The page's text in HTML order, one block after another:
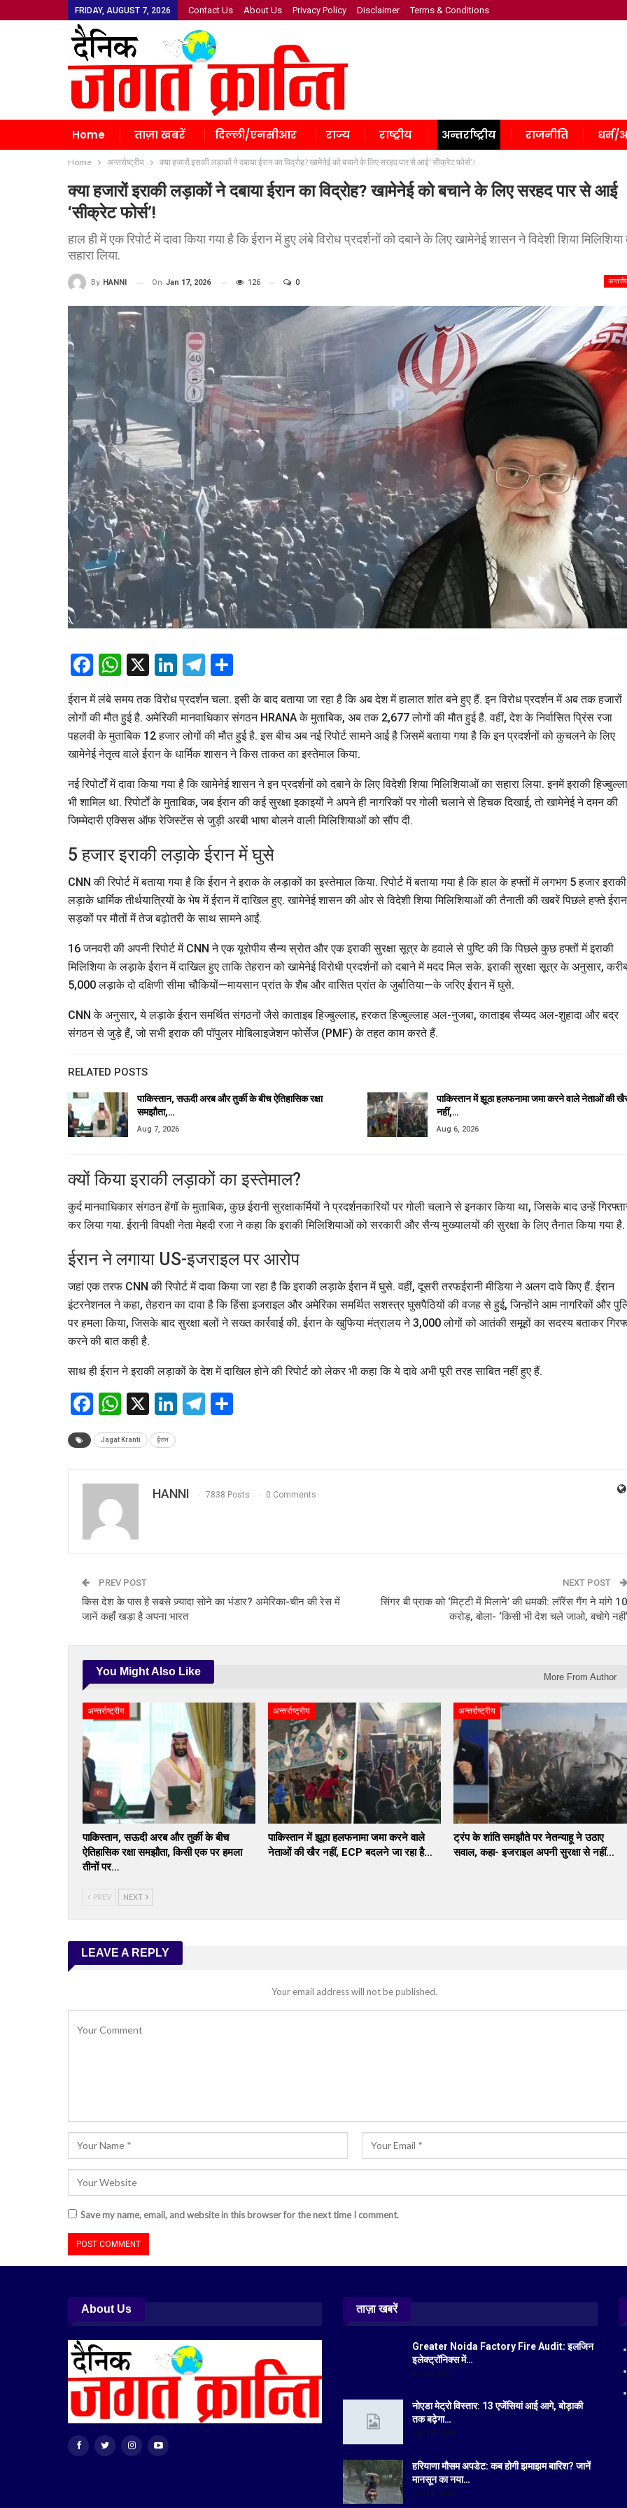
FRIDAY, AUGUST 7, 2026 Contact Us About Us Privacy Policy Disclaimer Terms & Conditions
Home ताज़ा खबरें दिल्ली/एनसीआर राज्य राष्ट्रीय अन्तर्राष्ट्रीय राजनीति धर्म/
Home अन्तर्राष्ट्रीय क्या हजारों इराकी लड़ाकों ने दबाया ईरान का विद्रोह? खामेनेई को बचाने के लिए सरहद पार से आई ‘सीक्रेट फोर्स’!
क्या हजारों इराकी लड़ाकों ने दबाया ईरान का विद्रोह? खामेनेई को बचाने के लिए सरहद पार से आई
‘सीक्रेट फोर्स’!
हाल ही में एक रिपोर्ट में दावा किया गया है कि ईरान में हुए लंबे विरोध प्रदर्शनों को दबाने के लिए खामेनेई शासन ने विदेशी शिया मिलिशिया
सहारा लिया.
By HANNI On Jan 17, 2026 126 0
Facebook
WhatsApp
X LinkedIn
Telegram
ईरान में लंबे समय तक विरोध प्रदर्शन चला. इसी के बाद बताया जा रहा है कि अब देश में हालात शांत बने हुए हैं. इन विरोध प्रदर्शन में अब तक हजारों
लोगों की मौत हुई है. अमेरिकी मानवाधिकार संगठन HRANA के मुताबिक, अब तक 2,677 लोगों की मौत हुई है. वहीं, देश के निर्वासित प्रिंस रजा
पहलवी के मुताबिक 12 हजार लोगों की मौत हुई है. इस बीच अब नई रिपोर्ट सामने आई है जिसमें बताया गया है कि इन प्रदर्शनों को कुचलने के लिए
खामेनेई नेतृत्व वाले ईरान के धार्मिक शासन ने किस ताकत का इस्तेमाल किया.
नई रिपोर्टों में दावा किया गया है कि खामेनेई शासन ने इन प्रदर्शनों को दबाने के लिए विदेशी शिया मिलिशियाओं का सहारा लिया. इनमें इराकी
भी शामिल था. रिपोर्टों के मुताबिक, जब ईरान की कई सुरक्षा इकाइयों ने अपने ही नागरिकों पर गोली चलाने से हिचक दिखाई, तो खामेनेई ने दमन की
जिम्मेदारी एक्सिस ऑफ रेजिस्टेंस से जुड़ी अरबी भाषा बोलने वाली मिलिशियाओं को सौंप दी.
5 हजार इराकी लड़ाके ईरान में घुसे
CNN की रिपोर्ट में बताया गया है कि ईरान ने इराक के लड़ाकों का इस्तेमाल किया. रिपोर्ट में बताया गया है कि हाल के हफ्तों में लगभग 5 हजार इराकी
लड़ाके धार्मिक तीर्थयात्रियों के भेष में ईरान में दाखिल हुए. खामेनेई शासन की ओर से विदेशी शिया मिलिशियाओं की तैनाती की खबरें पिछले हफ्ते
सड़कों पर मौतों में तेज बढ़ोतरी के साथ सामने आईं.
16 जनवरी की अपनी रिपोर्ट में CNN ने एक यूरोपीय सैन्य स्रोत और एक इराकी सुरक्षा सूत्र के हवाले से पुष्टि की कि पिछले कुछ हफ्तों में इराकी
मिलिशिया के लड़ाके ईरान में दाखिल हुए ताकि तेहरान को खामेनेई विरोधी प्रदर्शनों को दबाने में मदद मिल सके. इराकी सुरक्षा सूत्र के अनुसार,
5,000 लड़ाके दो दक्षिणी सीमा चौकियों—मायसान प्रांत के शैब और वासित प्रांत के जुर्बातिया—के जरिए ईरान में घुसे.
CNN के अनुसार, ये लड़ाके ईरान समर्थित संगठनों जैसे काताइब हिज्बुल्लाह, हरकत हिज्बुल्लाह अल-नुजबा, काताइब सैय्यद अल-शुहादा और बद्र
संगठन से जुड़े हैं, जो सभी इराक की पॉपुलर मोबिलाइजेशन फोर्सेज (PMF) के तहत काम करते हैं.
RELATED POSTS
पाकिस्तान, सऊदी अरब और तुर्की के बीच ऐतिहासिक रक्षा
समझौता,…
Aug 7, 2026
पाकिस्तान में झूठा हलफनामा जमा करने वाले नेताओं की
नहीं,…
Aug 6, 2026
क्यों किया इराकी लड़ाकों का इस्तेमाल?
कुर्द मानवाधिकार संगठन हेंगॉ के मुताबिक, कुछ ईरानी सुरक्षाकर्मियों ने प्रदर्शनकारियों पर गोली चलाने से इनकार किया था, जिसके बाद उन्हें
कर लिया गया. ईरानी विपक्षी नेता मेहदी रजा ने कहा कि इराकी मिलिशियाओं को सरकारी और सैन्य मुख्यालयों की सुरक्षा के लिए तैनात किया गया है.
ईरान ने लगाया US-इजराइल पर आरोप
जहां एक तरफ CNN की रिपोर्ट में दावा किया जा रहा है कि इराकी लड़ाके ईरान में घुसे. वहीं, दूसरी तरफईरानी मीडिया ने अलग दावे किए हैं. ईरान
इंटरनेशनल ने कहा, तेहरान का दावा है कि हिंसा इजराइल और अमेरिका समर्थित सशस्त्र घुसपैठियों की वजह से हुई, जिन्होंने आम नागरिकों और
पर हमला किया, जिसके बाद सुरक्षा बलों ने सख्त कार्रवाई की. ईरान के खुफिया मंत्रालय ने 3,000 लोगों को आतंकी समूहों का सदस्य बताकर
करने की बात कही है.
साथ ही ईरान ने इराकी लड़ाकों के देश में दाखिल होने की रिपोर्ट को लेकर भी कहा कि ये दावे अभी पूरी तरह साबित नहीं हुए हैं.
Facebook
WhatsApp
X LinkedIn
Telegram
Jagat Kranti ईरान
HANNI 7838 Posts 0 Comments
PREV POST
किस देश के पास है सबसे ज़्यादा सोने का भंडार? अमेरिका-चीन की रेस में
जानें कहाँ खड़ा है अपना भारत
NEXT POST
सिंगर बी प्राक को ‘मिट्टी में मिलाने’ की धमकी: लॉरेंस गैंग ने मांगे 10
करोड़, बोला- ‘किसी भी देश चले जाओ, बचोगे नहीं’
You Might Also Like More From Author
अन्तर्राष्ट्रीय
पाकिस्तान, सऊदी अरब और तुर्की के बीच
ऐतिहासिक रक्षा समझौता, किसी एक पर हमला
तीनों पर…
अन्तर्राष्ट्रीय
पाकिस्तान में झूठा हलफनामा जमा करने वाले
नेताओं की खैर नहीं, ECP बदलने जा रहा है…
अन्तर्राष्ट्रीय
ट्रंप के शांति समझौते पर नेतन्याहू ने उठाए
सवाल, कहा- इजराइल अपनी सुरक्षा से नहीं…
PREV NEXT
LEAVE A REPLY
Your email address will not be published.
Save my name, email, and website in this browser for the next time I comment.
About Us ताज़ा खबरें
Greater Noida Factory Fire Audit: इलजिन
इलेक्ट्रॉनिक्स में…
Aug 6, 2026
नोएडा मेट्रो विस्तार: 13 एजेंसियां आई आगे, बोड़ाकी
तक बढ़ेगा…
Jul 19, 2026
हरियाणा मौसम अपडेट: कब होगी झमाझम बारिश? जानें
मानसून का नया…
Jul 18, 2026